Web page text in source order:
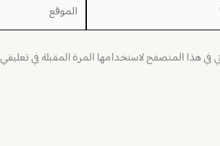
في هذا المتصفح لاستخدامها المرة المقبلة في